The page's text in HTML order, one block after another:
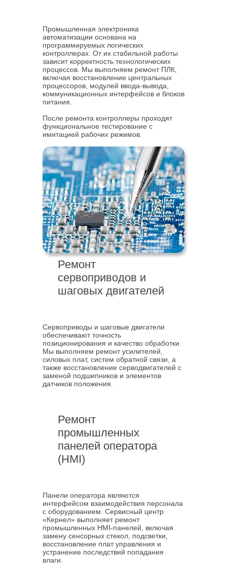
Промышленная электроника
автоматизации основана на
программируемых логических
контроллерах. От их стабильной работы
зависит корректность технологических
процессов. Мы выполняем ремонт ПЛК,
включая восстановление центральных
процессоров, модулей ввода-вывода,
коммуникационных интерфейсов и блоков
питания.
После ремонта контроллеры проходят
функциональное тестирование с
имитацией рабочих режимов.
Ремонт
сервоприводов и
шаговых двигателей
Сервоприводы и шаговые двигатели
обеспечивают точность
позиционирования и качество обработки.
Мы выполняем ремонт усилителей,
силовых плат, систем обратной связи, а
также восстановление серводвигателей с
заменой подшипников и элементов
датчиков положения.
Ремонт
промышленных
панелей оператора
(HMI)
Панели оператора являются
интерфейсом взаимодействия персонала
с оборудованием. Сервисный центр
«Кернел» выполняет ремонт
промышленных HMI-панелей, включая
замену сенсорных стекол, подсветки,
восстановление плат управления и
устранение последствий попадания
влаги.